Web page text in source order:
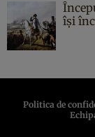
îşi
Politica de